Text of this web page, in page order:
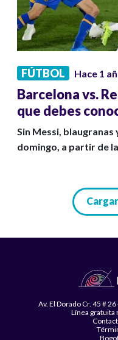
FÚTBOL Hace 1
Barcelona vs.
que debes
Sin Messi,
domingo, a partir de
Av. El Dorado Cr. 45 #
Línea gratuita